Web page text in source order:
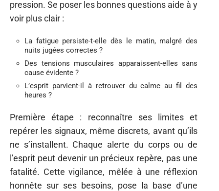
pression. Se poser les bonnes questions aide à y
voir plus clair :
La fatigue persiste-t-elle dès le matin, malgré des
nuits jugées correctes ?
Des tensions musculaires apparaissent-elles sans
cause évidente ?
L’esprit parvient-il à retrouver du calme au fil des
heures ?
Première étape : reconnaître ses limites et
repérer les signaux, même discrets, avant qu’ils
ne s’installent. Chaque alerte du corps ou de
l’esprit peut devenir un précieux repère, pas une
fatalité. Cette vigilance, mêlée à une réflexion
honnête sur ses besoins, pose la base d’une